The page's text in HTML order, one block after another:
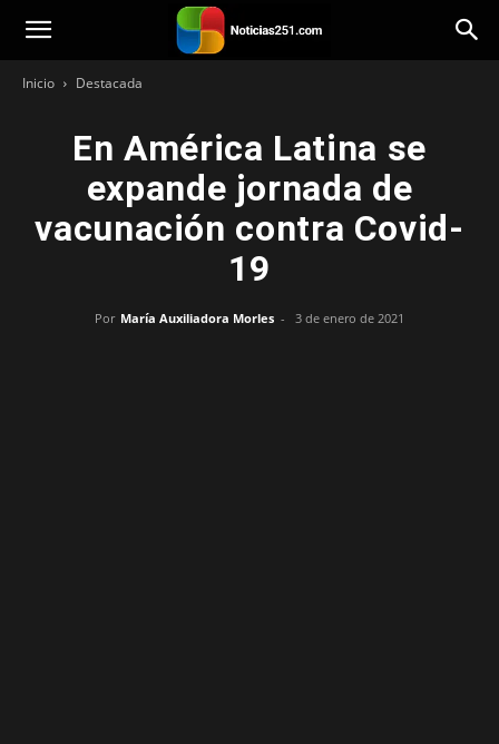
Noticias251
Inicio Destacada
En América Latina se
expande jornada de
vacunación contra Covid-
19
Por María Auxiliadora Morles - 3 de enero de 2021